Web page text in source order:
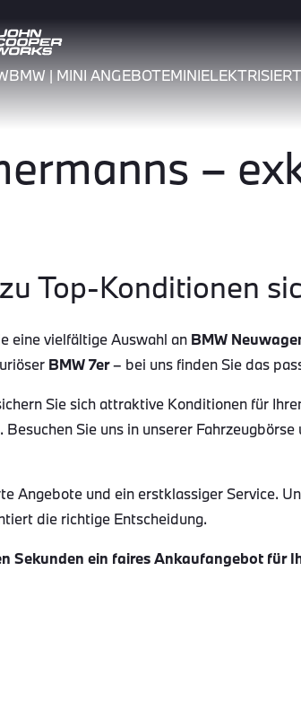
BMW | MINI ANGEBOTEMINIELEKTRISIERT
–
Top-Konditionen
eine vielfältige Auswahl an BMW
BMW 7er– bei uns finden Sie das
Sie sich attraktive Konditionen für
Sie uns in unserer
Angebote und ein erstklassiger Service.
die richtige Entscheidung.
Sekunden ein faires Ankaufangebot für